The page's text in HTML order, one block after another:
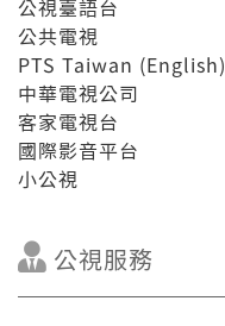
公視臺語台
公共電視
PTS Taiwan (English)
中華電視公司
客家電視台
國際影音平台
小公視
公視服務